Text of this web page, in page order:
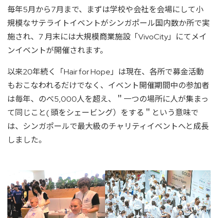
毎年5月から7月まで、まずは学校や会社を会場にして小
規模なサテライトイベントがシンガポール国内数か所で実
施され、7 月末には大規模商業施設「VivoCity」にてメイ
ンイベントが開催されます。
以来20年続く「Hair for Hope」は現在、各所で募金活動
もおこなわれるだけでなく、イベント開催期間中の参加者
は毎年、のべ5,000人を超え、＂一つの場所に人が集まっ
て同じこと( 頭をシェービング）をする＂という意味で
は、シンガポールで最大級のチャリティイベントへと成長
しました。